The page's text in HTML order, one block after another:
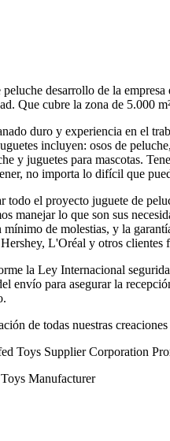
desarrollo de la
Que cubre la zona de 5.000
duro y experiencia en el
incluyen: osos de
y juguetes para mascotas.
no importa lo difícil que
todo el proyecto juguete de
manejar lo que son sus
de molestias, y la
L'Oréal y otros clientes
la Ley Internacional
envío para asegurar la
de todas nuestras
Manufacturer